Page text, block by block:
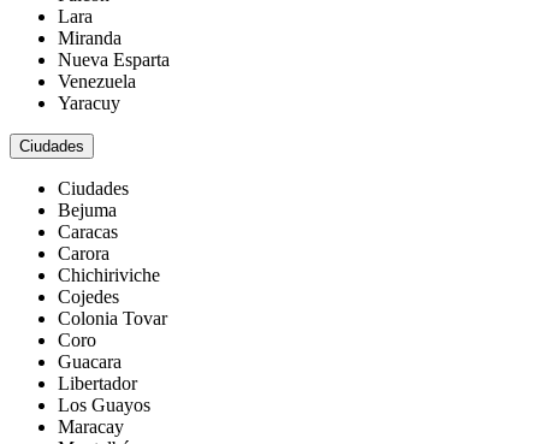
Lara
Miranda
Nueva Esparta
Venezuela
Yaracuy
Ciudades
Ciudades
Bejuma
Caracas
Carora
Chichiriviche
Cojedes
Colonia Tovar
Coro
Guacara
Libertador
Los Guayos
Maracay